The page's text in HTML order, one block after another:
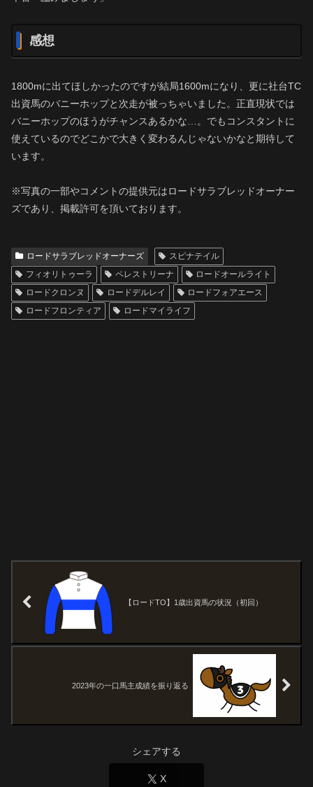
感想
1800mに出てほしかったのですが結局1600mになり、更に社台TC
出資馬のバニーホップと次走が被っちゃいました。正直現状では
バニーホップのほうがチャンスあるかな…。でもコンスタントに
使えているのでどこかで大きく変わるんじゃないかなと期待して
います。
※写真の一部やコメントの提供元はロードサラブレッドオーナー
ズであり、掲載許可を頂いております。
ロードサラブレッドオーナーズ
スピナテイル
フィオリトゥーラ
ペレストリーナ
ロードオールライト
ロードクロンヌ
ロードデルレイ
ロードフォアエース
ロードフロンティア
ロードマイライフ
【ロードTO】1歳出資馬の状況（初回）
2023年の一口馬主成績を振り返る
シェアする
X